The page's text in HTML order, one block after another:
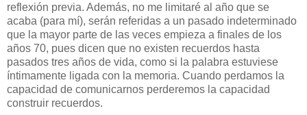
reflexión previa. Además, no me limitaré al año que se
acaba (para mí), serán referidas a un pasado indeterminado
que la mayor parte de las veces empieza a finales de los
años 70, pues dicen que no existen recuerdos hasta
pasados tres años de vida, como si la palabra estuviese
íntimamente ligada con la memoria. Cuando perdamos la
capacidad de comunicarnos perderemos la capacidad
construir recuerdos.